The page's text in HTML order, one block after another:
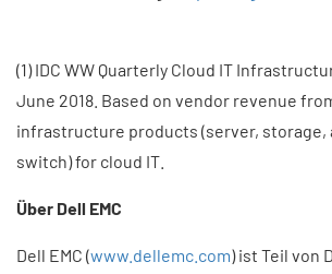
(1) IDC WW Quarterly Cloud IT
June 2018. Based on vendor revenue
infrastructure products (server, storage,
switch) for cloud IT.
Über Dell EMC
Dell EMC (www.dellemc.com) ist Teil von